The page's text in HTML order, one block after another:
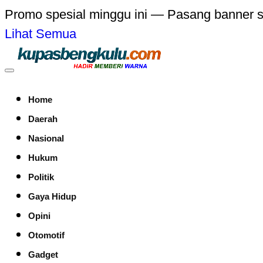
Promo spesial minggu ini — Pasang banner
Lihat Semua
Home
Daerah
Nasional
Hukum
Politik
Gaya Hidup
Opini
Otomotif
Gadget